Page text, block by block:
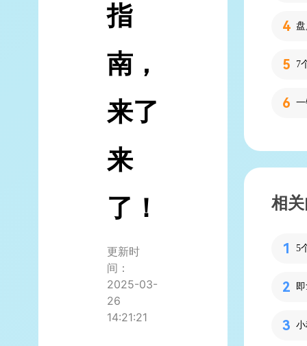
指
南，
来了
来
了！
更新时
间：
2025-03-
26
14:21:21
7
相
5